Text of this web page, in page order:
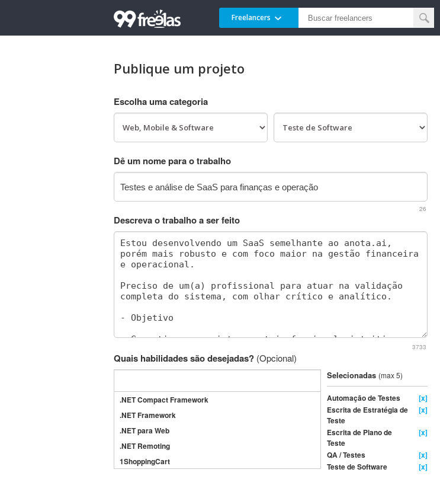
Freelancers
Publique um projeto
Escolha uma categoria
Dê um nome para o trabalho
26
Descreva o trabalho a ser feito
3733
Quais habilidades são desejadas? (Opcional)
.NET Compact Framework
.NET Framework
.NET para Web
.NET Remoting
1ShoppingCart
Selecionadas (max 5)
Automação de Testes
[x]
Escrita de Estratégia de
Teste
[x]
Escrita de Plano de
Teste
[x]
QA / Testes
[x]
Teste de Software
[x]